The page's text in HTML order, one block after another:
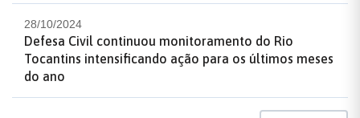
28/10/2024
Defesa Civil continuou monitoramento do Rio
Tocantins intensificando ação para os últimos meses
do ano